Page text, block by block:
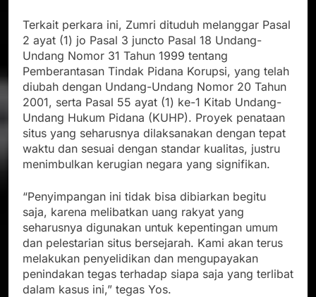
Terkait perkara ini, Zumri dituduh melanggar Pasal
2 ayat (1) jo Pasal 3 juncto Pasal 18 Undang-
Undang Nomor 31 Tahun 1999 tentang
Pemberantasan Tindak Pidana Korupsi, yang telah
diubah dengan Undang-Undang Nomor 20 Tahun
2001, serta Pasal 55 ayat (1) ke-1 Kitab Undang-
Undang Hukum Pidana (KUHP). Proyek penataan
situs yang seharusnya dilaksanakan dengan tepat
waktu dan sesuai dengan standar kualitas, justru
menimbulkan kerugian negara yang signifikan.
“Penyimpangan ini tidak bisa dibiarkan begitu
saja, karena melibatkan uang rakyat yang
seharusnya digunakan untuk kepentingan umum
dan pelestarian situs bersejarah. Kami akan terus
melakukan penyelidikan dan mengupayakan
penindakan tegas terhadap siapa saja yang terlibat
dalam kasus ini,” tegas Yos.